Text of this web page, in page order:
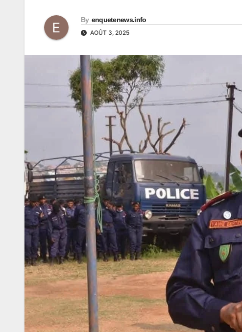
By enquetenews.info
AOÛT 3, 2025